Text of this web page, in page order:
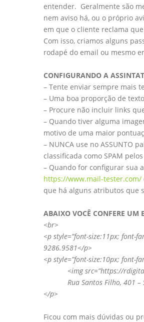
entender. Geralmente são
nem aviso há, ou o próprio
em que o cliente reclama
Com isso, criamos alguns
rodapé do email ou mesmo
CONFIGURANDO A
– Tente enviar sempre mais
– Uma boa proporção de
– Procure não incluir links
– Quando tiver alguma
motivo de uma maior
– NUNCA use no ASSUNTO
classificada como SPAM
– Quando for configurar sua
https://www.mail-tester.com/
que há alguns atributos que
ABAIXO VOCÊ CONFERE UM
<br>
<p style=”font-size:11px; font-
9286.9581</p>
<p style=”font-size:10px; font-
<img src=”https://
Rua Santos Filho, 401 –
</p>
Ficou com mais dúvidas ou